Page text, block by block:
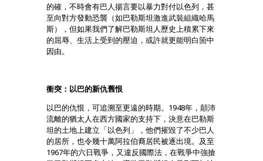
的確，不時會有巴人揚言要以暴力對付以色列，甚
至向對方發動恐襲（如巴勒斯坦激進武裝組織哈馬
斯），但如果我們了解巴勒斯坦人歷史上積累下來
的屈辱、生活上受到的壓迫，或許就更能明白箇中
因由。
衝突：以巴的新仇舊恨
以巴的仇恨，可追溯至更遠的時期。1948年，顛沛
流離的猶太人在西方國家的支持下，決意在巴勒斯
坦的土地上建立「以色列」，他們摧毀了不少巴人
的居所，也令幾十萬阿拉伯裔居民被逐出境。及至
1967年的六日戰爭，又違反國際法，在戰爭中強搶